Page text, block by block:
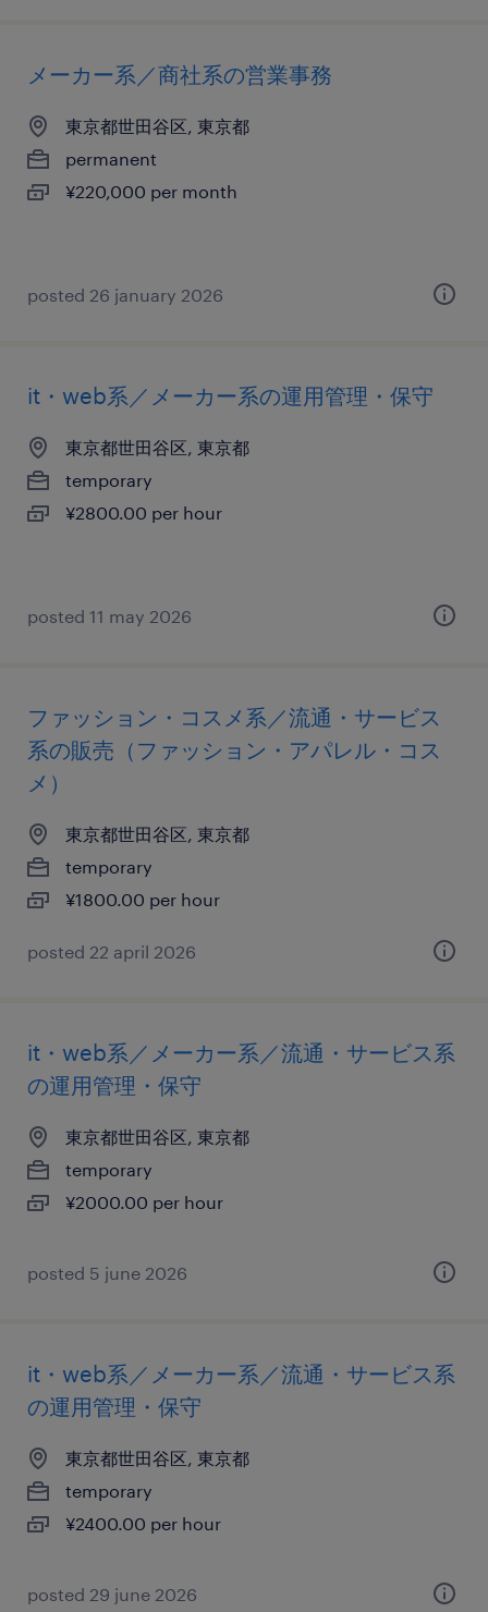
メーカー系／商社系の営業事務
東京都世田谷区, 東京都
permanent
¥220,000 per month
posted 26 january 2026
it・web系／メーカー系の運用管理・保守
東京都世田谷区, 東京都
temporary
¥2800.00 per hour
posted 11 may 2026
ファッション・コスメ系／流通・サービス
系の販売（ファッション・アパレル・コス
メ）
東京都世田谷区, 東京都
temporary
¥1800.00 per hour
posted 22 april 2026
it・web系／メーカー系／流通・サービス系
の運用管理・保守
東京都世田谷区, 東京都
temporary
¥2000.00 per hour
posted 5 june 2026
it・web系／メーカー系／流通・サービス系
の運用管理・保守
東京都世田谷区, 東京都
temporary
¥2400.00 per hour
posted 29 june 2026